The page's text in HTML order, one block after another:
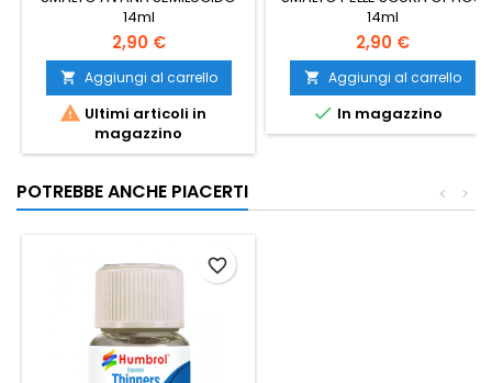
14ml
2,90 €
 Aggiungi al carrello
 Ultimi articoli in
magazzino
14ml
2,90 €
 Aggiungi al carrello
 In magazzino
POTREBBE ANCHE PIACERTI >
<
favorite_border